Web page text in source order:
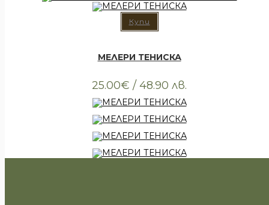
Купи
МЕЛЕРИ ТЕНИСКА
25.00€ / 48.90 лв.